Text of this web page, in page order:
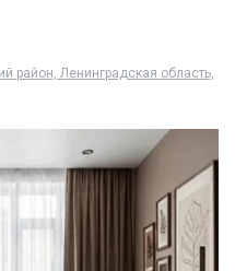
район, Ленинградская область,